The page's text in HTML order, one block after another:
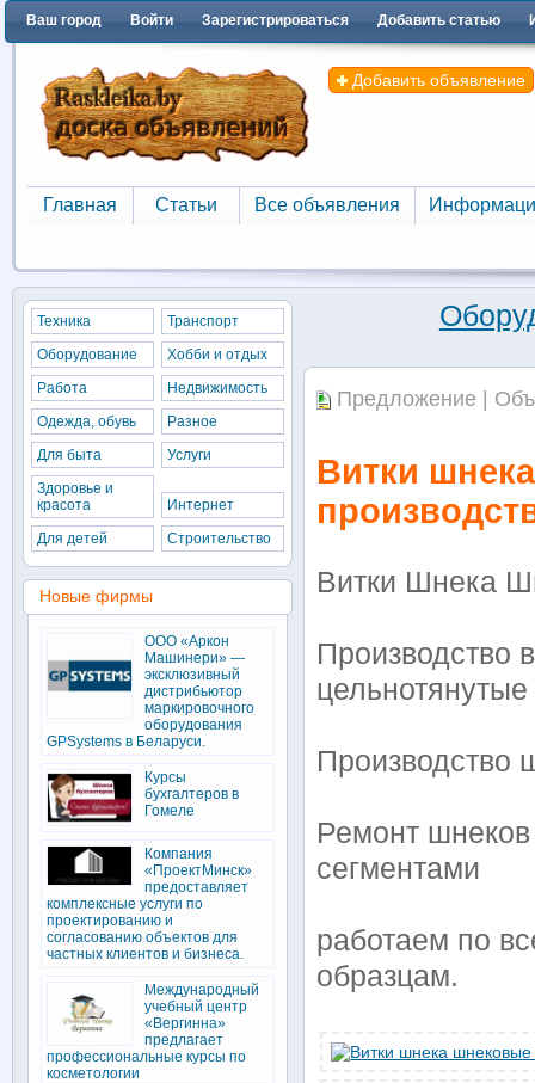
Ваш город Войти Зарегистрироваться Добавить статью
Добавить объявление
Главная
Главная
Статьи
Статьи
Все объявления
Все объявления
Предложение |
Витки
Витки Шнека
Производство
Производство
Ремонт
сегментами
работаем по
образцам.
Техника
Транспорт
Оборудование
Хобби и отдых
Работа
Недвижимость
Одежда, обувь
Разное
Для быта
Услуги
Здоровье и
красота
Интернет
Для детей
Строительство
Новые фирмы
ООО «Аркон
Машинери» —
эксклюзивный
дистрибьютор
маркировочного
оборудования
GPSystems в Беларуси.
Курсы
бухгалтеров в
Гомеле
Компания
«ПроектМинск»
предоставляет
комплексные услуги по
проектированию и
согласованию объектов для
частных клиентов и бизнеса.
Международный
учебный центр
«Вергинна»
предлагает
профессиональные курсы по
косметологии